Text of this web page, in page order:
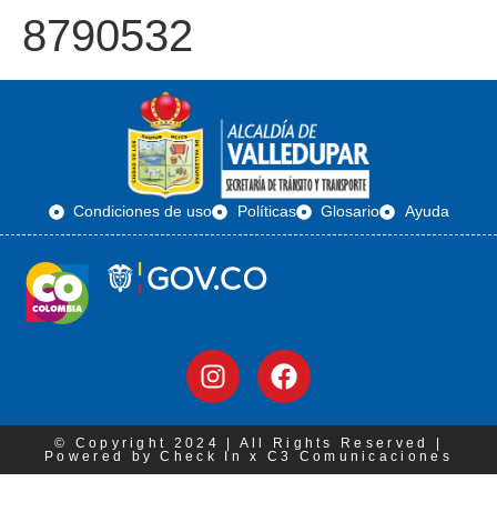
8790532
Condiciones de uso Políticas Glosario Ayuda
© Copyright 2024 | All Rights Reserved |
Powered by Check In x C3 Comunicaciones